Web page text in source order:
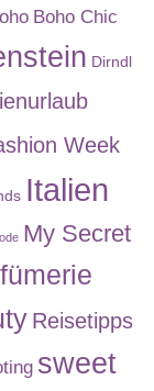
Boho Chic
Dirndl
Week
Italien
My Secret
Reisetipps
sweet